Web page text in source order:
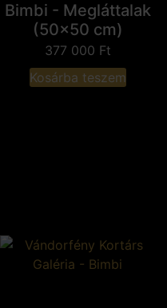
Bimbi - Megláttalak
(50x50 cm)
377 000 Ft
Kosárba teszem